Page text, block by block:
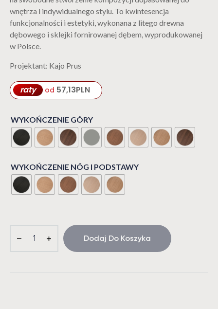
wnętrza i indywidualnego stylu. To kwintesencja
funkcjonalności i estetyki, wykonana z litego drewna
dębowego i sklejki fornirowanej dębem, wyprodukowanej
w Polsce.
Projektant: Kajo Prus
raty od 57,13PLN
WYKOŃCZENIE GÓRY
WYKOŃCZENIE NÓG I PODSTAWY
Dodaj Do Koszyka